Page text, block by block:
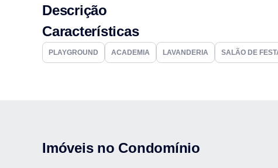
Descrição
Características
PLAYGROUND ACADEMIA LAVANDERIA SALÃO DE
Imóveis no Condomínio